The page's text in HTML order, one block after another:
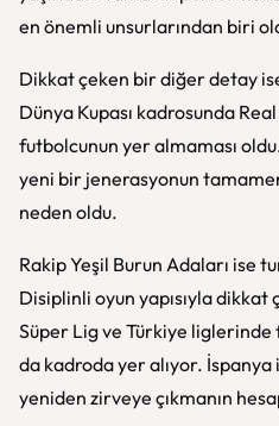
en önemli unsurlarından biri
Dikkat çeken bir diğer detay
Dünya Kupası kadrosunda
futbolcunun yer almaması
yeni bir jenerasyonun
neden oldu.
Rakip Yeşil Burun Adaları ise
Disiplinli oyun yapısıyla
Süper Lig ve Türkiye
da kadroda yer alıyor.
yeniden zirveye çıkmanın